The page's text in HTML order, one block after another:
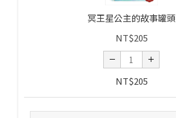
冥王星公主的故事罐頭
NT$205
NT$205